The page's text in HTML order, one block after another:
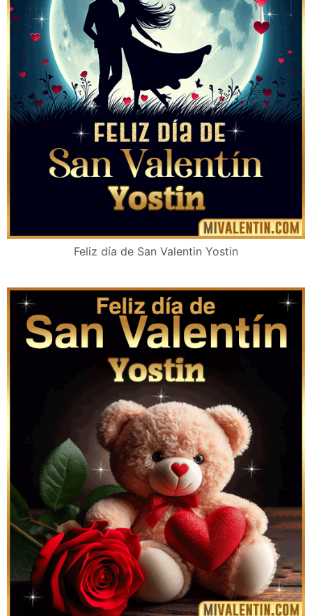
Feliz día de San Valentin Yostin